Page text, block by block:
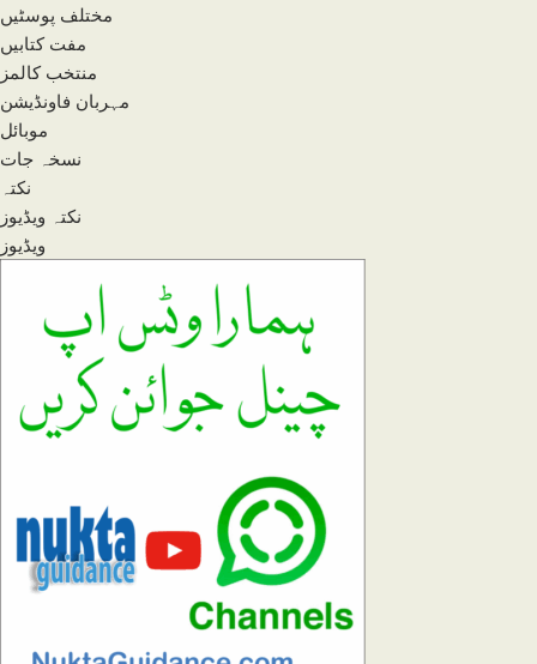
مختلف پوسٹیں
مفت کتابیں
منتخب کالمز
مہربان فاونڈیشن
موبائل
نسخہ جات
نکتہ
نکتہ ویڈیوز
ویڈیوز